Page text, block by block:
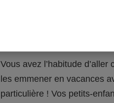
Situation n°3 :
Vous avez l’habitude
les emmener en vacances
particulière ! Vos petits-